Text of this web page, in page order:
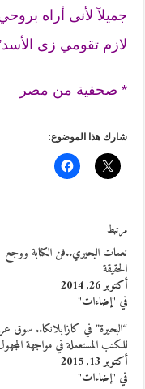
جميلآ لأنى أراه
لازم تقومي زى
* صحفية من مصر
شارك هذا الموضوع:
مرتبط
نعمات البحيري..فن الكتابة ووجع
الحقيقة
أكتوبر 26, 2014
في "إضاءات"
“البحيرة” في كازابلانكا.. سوق
للكتب المستعملة في مواجهة
أكتوبر 13, 2015
في "إضاءات"